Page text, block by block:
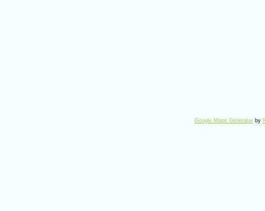
Google Maps Generator by